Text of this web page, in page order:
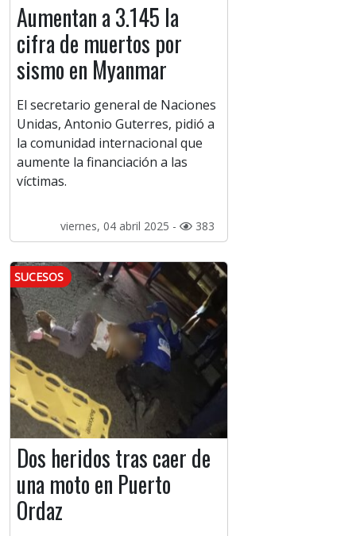
Aumentan a 3.145 la
cifra de muertos por
sismo en Myanmar
El secretario general de Naciones
Unidas, Antonio Guterres, pidió a
la comunidad internacional que
aumente la financiación a las
víctimas.
viernes, 04 abril 2025 - 383
SUCESOS
Dos heridos tras caer de
una moto en Puerto
Ordaz